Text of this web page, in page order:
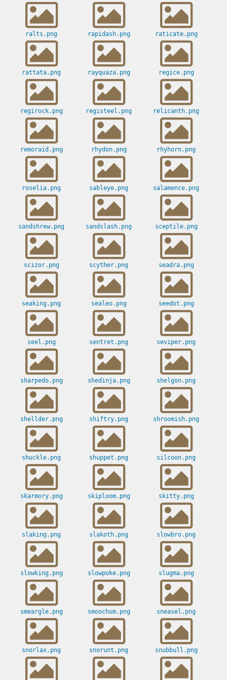
ralts.png rapidash.png raticate.png
rattata.png rayquaza.png regice.png
regirock.png registeel.png relicanth.png
remoraid.png rhydon.png rhyhorn.png
roselia.png sableye.png salamence.png
sandshrew.png sandslash.png sceptile.png
scizor.png scyther.png seadra.png
seaking.png sealeo.png seedot.png
seel.png sentret.png seviper.png
sharpedo.png shedinja.png shelgon.png
shellder.png shiftry.png shroomish.png
shuckle.png shuppet.png silcoon.png
skarmory.png skiploom.png skitty.png
slaking.png slakoth.png slowbro.png
slowking.png slowpoke.png slugma.png
smeargle.png smoochum.png sneasel.png
snorlax.png snorunt.png snubbull.png